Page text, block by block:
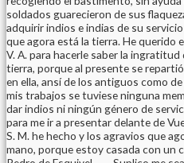
soldados guarecieron de sus
adquirir indios e indias de su
que agora está la tierra. He querido
V. A. para hacerle saber la
tierra, porque al presente se
en ella, ansí de los antiguos como
mis trabajos se tuviese ninguna
dar indios ni ningún género de
para me ir a presentar delante de
S. M. he hecho y los agravios que
mano, porque estoy casada con un